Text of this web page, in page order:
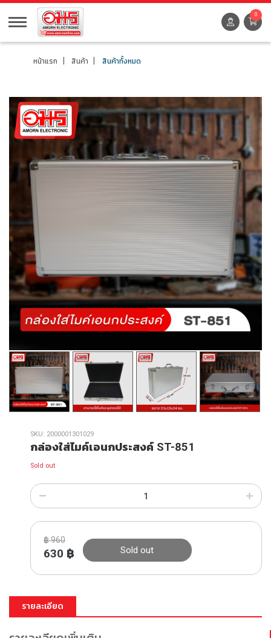
0
หน้าแรก สินค้า สินค้าทั้งหมด
SKU: 2000001301029
กล่องใส่ไมค์เอนกประสงค์ ST-851
Sold out
฿960
630 ฿ Sold out
รายละเอียด